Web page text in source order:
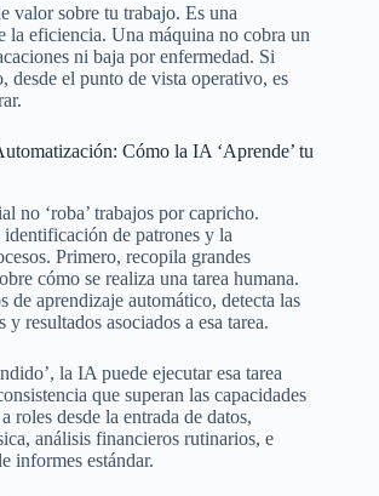
valor sobre tu trabajo. Es una
la eficiencia. Una máquina no cobra un
ni baja por enfermedad. Si
desde el punto de vista operativo, es
Cómo la IA ‘Aprende’ tu
no ‘roba’ trabajos por capricho.
de patrones y la
Primero, recopila grandes
cómo se realiza una tarea humana.
de aprendizaje automático, detecta las
y resultados asociados a esa tarea.
la IA puede ejecutar esa tarea
que superan las capacidades
roles desde la entrada de datos,
análisis financieros rutinarios, e
informes estándar.